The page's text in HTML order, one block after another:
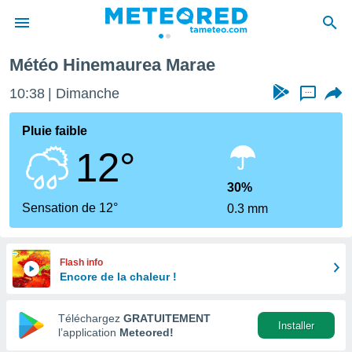
de
en
Météo Hinemaurea Marae
10:38 Dimanche ...
Pluie faible
12°
Sensation de 12°
30%
0.3 mm
Flash info
Encore de la chaleur !
Téléchargez GRATUITEMENT
l’application Meteored!
Installer